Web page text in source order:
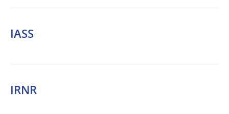
IASS
IRNR